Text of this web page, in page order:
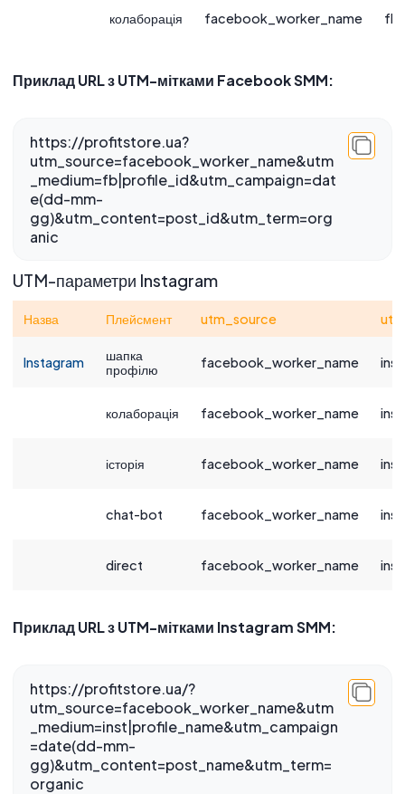
колаборація facebook_worker_name
Приклад URL з UTM-мітками Facebook SMM:
https://profitstore.ua?
utm_source=facebook_worker_name&utm
_medium=fb|profile_id&utm_campaign=dat
e(dd-mm-
gg)&utm_content=post_id&utm_term=org
anic
UTM-параметри Instagram
Назва Плейсмент utm_source
Instagram
шапка
профілю
facebook_worker_name
колаборація facebook_worker_name
історія facebook_worker_name
chat-bot facebook_worker_name
direct facebook_worker_name
Приклад URL з UTM-мітками Instagram SMM:
https://profitstore.ua/?
utm_source=facebook_worker_name&utm
_medium=inst|profile_name&utm_campaign
=date(dd-mm-
gg)&utm_content=post_name&utm_term=
organic